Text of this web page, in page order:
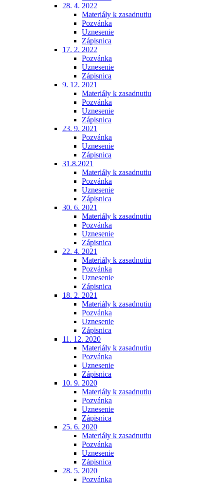
28. 4. 2022
Materiály k zasadnutiu
Pozvánka
Uznesenie
Zápisnica
17. 2. 2022
Pozvánka
Uznesenie
Zápisnica
9. 12. 2021
Materiály k zasadnutiu
Pozvánka
Uznesenie
Zápisnica
23. 9. 2021
Pozvánka
Uznesenie
Zápisnica
31.8.2021
Materiály k zasadnutiu
Pozvánka
Uznesenie
Zápisnica
30. 6. 2021
Materiály k zasadnutiu
Pozvánka
Uznesenie
Zápisnica
22. 4. 2021
Materiály k zasadnutiu
Pozvánka
Uznesenie
Zápisnica
18. 2. 2021
Materiály k zasadnutiu
Pozvánka
Uznesenie
Zápisnica
11. 12. 2020
Materiály k zasadnutiu
Pozvánka
Uznesenie
Zápisnica
10. 9. 2020
Materiály k zasadnutiu
Pozvánka
Uznesenie
Zápisnica
25. 6. 2020
Materiály k zasadnutiu
Pozvánka
Uznesenie
Zápisnica
28. 5. 2020
Pozvánka